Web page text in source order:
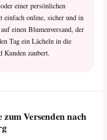
einer persönlichen
einfach online, sicher und in
einen Blumenversand, der
Tag ein Lächeln in die
Kunden zaubert.
Versenden nach